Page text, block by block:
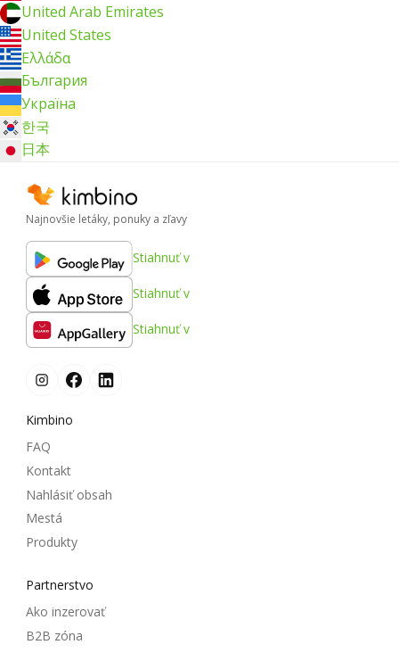
United Arab Emirates
United States
Ελλάδα
България
Україна
한국
日本
Najnovšie letáky, ponuky a zľavy
Stiahnuť v
Stiahnuť v
Stiahnuť v
Kimbino
FAQ
Kontakt
Nahlásiť obsah
Mestá
Produkty
Partnerstvo
Ako inzerovať
B2B zóna